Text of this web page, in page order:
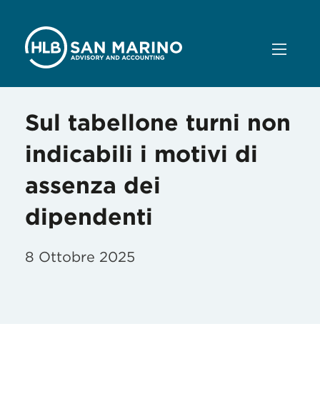
Sul tabellone turni non
indicabili i motivi di
assenza dei
dipendenti
8 Ottobre 2025